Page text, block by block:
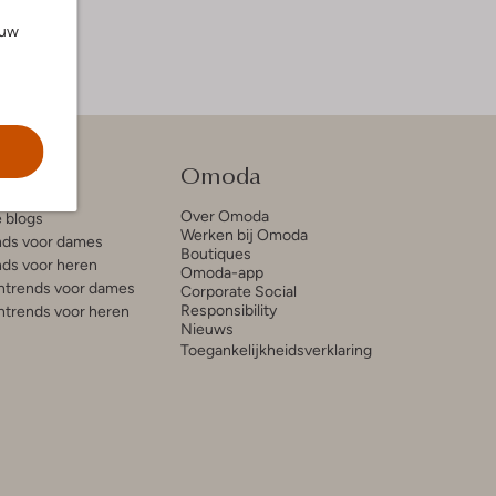
blogs
voor dames
voor heren
voor dames
voor heren
Omoda
Over Omoda
Werken bij Omoda
Boutiques
Omoda-app
Corporate Social
Responsibility
Nieuws
Toegankelijkheidsverklaring